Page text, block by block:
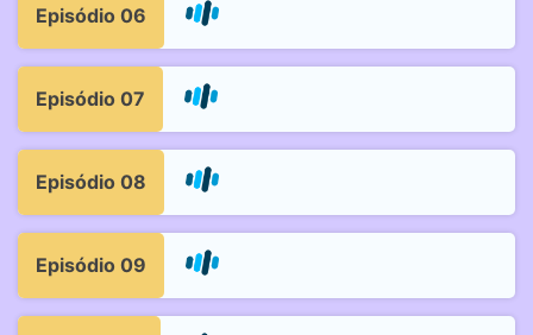
Episódio 06
Episódio 07
Episódio 08
Episódio 09